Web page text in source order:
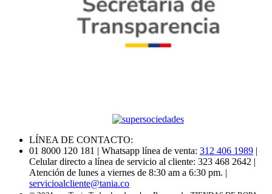
LÍNEA DE CONTACTO:
01 8000 120 181 | Whatsapp línea de venta: 312 406 1989 |
Celular directo a línea de servicio al cliente: 323 468 2642 |
Atención de lunes a viernes de 8:30 am a 6:30 pm. |
servicioalcliente@tania.co